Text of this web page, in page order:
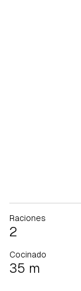
Raciones
2
Cocinado
35 m